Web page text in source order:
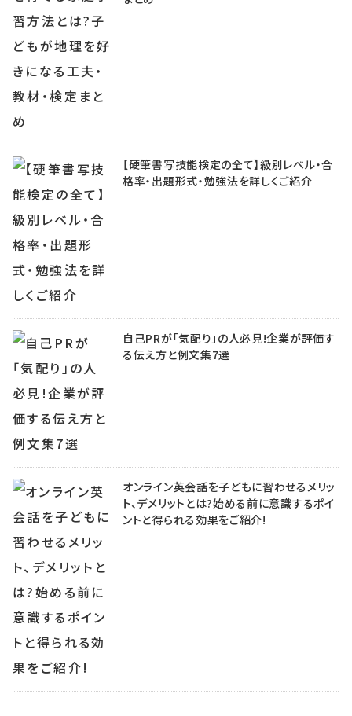
【硬筆書写技能検定の全て】級別レベル・合
格率・出題形式・勉強法を詳しくご紹介
自己PRが「気配り」の人必見!企業が評価す
る伝え方と例文集7選
オンライン英会話を子どもに習わせるメリッ
ト、デメリットとは?始める前に意識するポイ
ントと得られる効果をご紹介!